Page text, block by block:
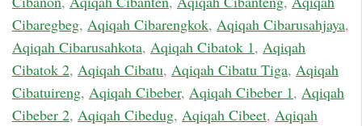
Cibaregbeg, Aqiqah Cibarengkok, Aqiqah Cibarusahjaya,
Aqiqah Cibarusahkota, Aqiqah Cibatok 1, Aqiqah
Cibatok 2, Aqiqah Cibatu, Aqiqah Cibatu Tiga, Aqiqah
Cibatuireng, Aqiqah Cibeber, Aqiqah Cibeber 1, Aqiqah
Cibeber 2, Aqiqah Cibedug, Aqiqah Cibeet, Aqiqah